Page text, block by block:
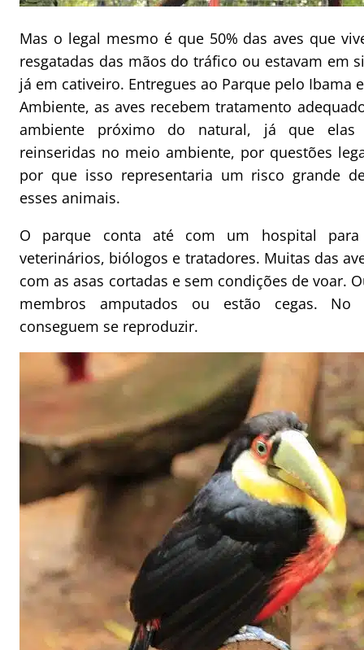
Mas o legal mesmo é que 50% das aves que
resgatadas das mãos do tráfico ou estavam em
já em cativeiro. Entregues ao Parque pelo Ibama
Ambiente, as aves recebem tratamento
ambiente próximo do natural, já que elas
reinseridas no meio ambiente, por questões
por que isso representaria um risco grande
esses animais.
O parque conta até com um hospital
veterinários, biólogos e tratadores. Muitas das
com as asas cortadas e sem condições de voar.
membros amputados ou estão cegas. No
conseguem se reproduzir.